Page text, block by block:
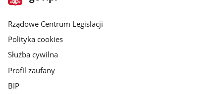
Rządowe Centrum Legislacji
Polityka cookies
Służba cywilna
Profil zaufany
BIP